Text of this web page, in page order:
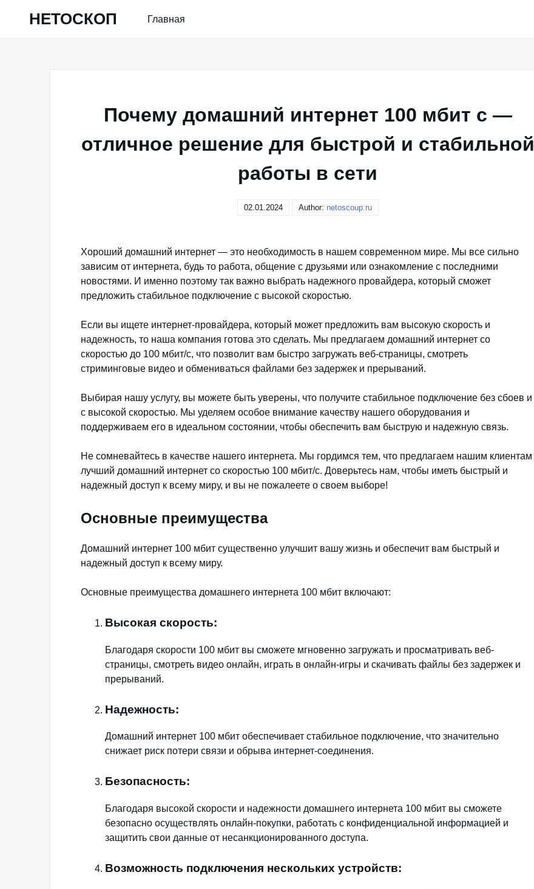
НЕТОСКОП Главная
Почему домашний интернет 100 мбит с —
отличное решение для быстрой и стабильной
работы в сети
02.01.2024 Author: netoscoup.ru
Хороший домашний интернет — это необходимость в нашем современном мире. Мы все сильно
зависим от интернета, будь то работа, общение с друзьями или ознакомление с последними
новостями. И именно поэтому так важно выбрать надежного провайдера, который сможет
предложить стабильное подключение с высокой скоростью.
Если вы ищете интернет-провайдера, который может предложить вам высокую скорость и
надежность, то наша компания готова это сделать. Мы предлагаем домашний интернет со
скоростью до 100 мбит/c, что позволит вам быстро загружать веб-страницы, смотреть
стриминговые видео и обмениваться файлами без задержек и прерываний.
Выбирая нашу услугу, вы можете быть уверены, что получите стабильное подключение без сбоев и
с высокой скоростью. Мы уделяем особое внимание качеству нашего оборудования и
поддерживаем его в идеальном состоянии, чтобы обеспечить вам быструю и надежную связь.
Не сомневайтесь в качестве нашего интернета. Мы гордимся тем, что предлагаем нашим клиентам
лучший домашний интернет со скоростью 100 мбит/c. Доверьтесь нам, чтобы иметь быстрый и
надежный доступ к всему миру, и вы не пожалеете о своем выборе!
Основные преимущества
Домашний интернет 100 мбит существенно улучшит вашу жизнь и обеспечит вам быстрый и
надежный доступ к всему миру.
Основные преимущества домашнего интернета 100 мбит включают:
Высокая скорость:
Благодаря скорости 100 мбит вы сможете мгновенно загружать и просматривать веб-
страницы, смотреть видео онлайн, играть в онлайн-игры и скачивать файлы без задержек и
прерываний.
Надежность:
Домашний интернет 100 мбит обеспечивает стабильное подключение, что значительно
снижает риск потери связи и обрыва интернет-соединения.
Безопасность:
Благодаря высокой скорости и надежности домашнего интернета 100 мбит вы сможете
безопасно осуществлять онлайн-покупки, работать с конфиденциальной информацией и
защитить свои данные от несанкционированного доступа.
Возможность подключения нескольких устройств: